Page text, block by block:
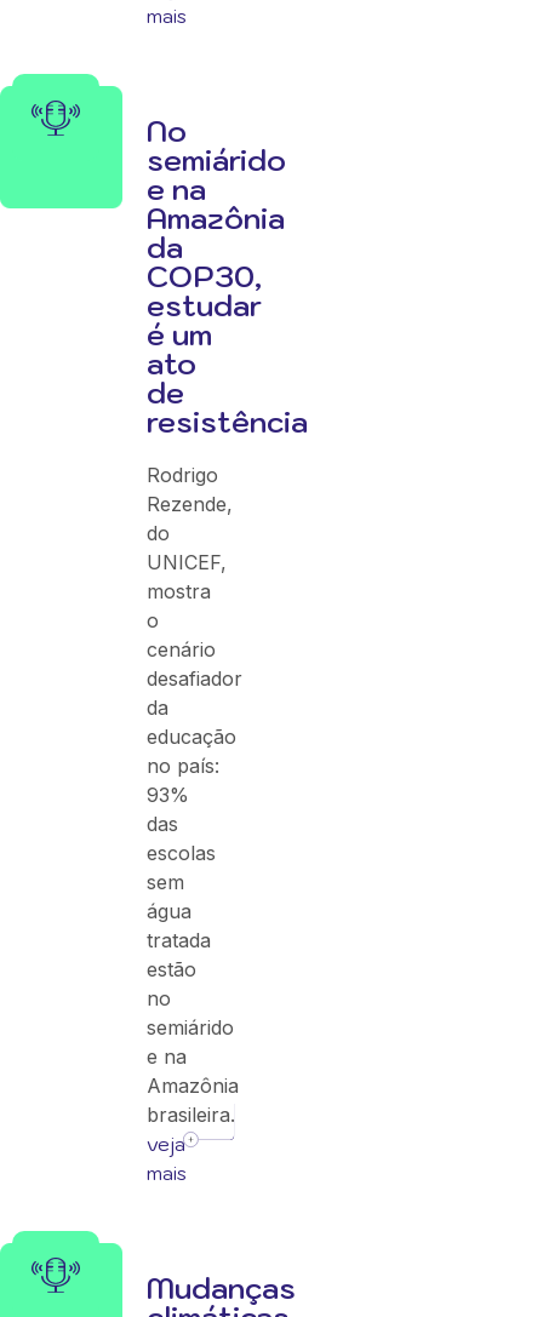
mais
No
semiárido
e na
Amazônia
da
COP30,
estudar
é um
ato
de
resistência
Rodrigo
Rezende,
do
UNICEF,
mostra
o
cenário
desafiador
da
educação
no país:
93%
das
escolas
sem
água
tratada
estão
no
semiárido
e na
Amazônia
brasileira.
veja
mais
Mudanças